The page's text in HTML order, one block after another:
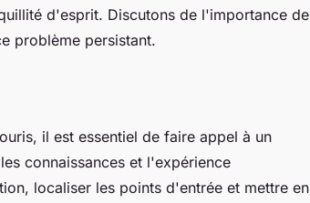
d'esprit. Discutons de l'importance de
problème persistant.
il est essentiel de faire appel à un
connaissances et l'expérience
localiser les points d'entrée et mettre en